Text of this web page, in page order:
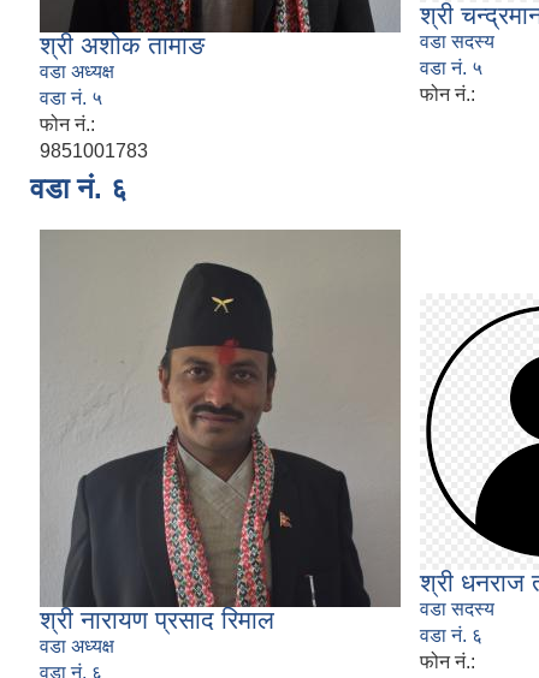
श्री अशोक तामाङ
वडा अध्यक्ष
वडा नं. ५
फोन नं.:
9851001783
श्री
वडा सदस्य
वडा नं. ५
फोन नं.:
वडा नं. ६
श्री नारायण प्रसाद रिमाल
वडा अध्यक्ष
वडा नं. ६
श्री धनराज
वडा सदस्य
वडा नं. ६
फोन नं.: